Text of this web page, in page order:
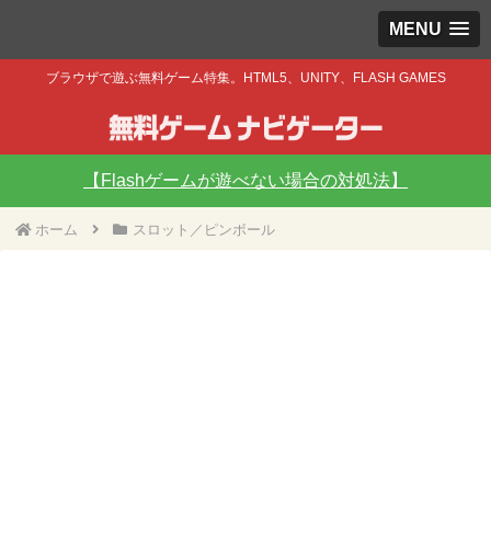
MENU
ブラウザで遊ぶ無料ゲーム特集。HTML5、UNITY、FLASH GAMES
【Flashゲームが遊べない場合の対処法】
ホーム スロット／ピンボール